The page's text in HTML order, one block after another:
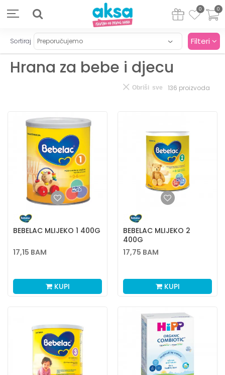
0
0
Hrana za bebe i djecu
Sortiraj Filteri
136 proizvoda
Obriši sve
BEBELAC MLIJEKO 1 400G
17,15 BAM
KUPI
BEBELAC MLIJEKO 2
400G
17,75 BAM
KUPI